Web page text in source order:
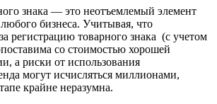
знака — это неотъемлемый элемент
бизнеса. Учитывая, что
регистрацию товарного знака (с учетом
со стоимостью хорошей
а риски от использования
могут исчисляться миллионами,
крайне неразумна.